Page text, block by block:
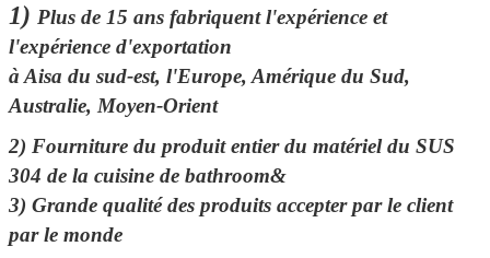
1) Plus de 15 ans fabriquent l'expérience et
l'expérience d'exportation
à Aisa du sud-est, l'Europe, Amérique du Sud,
Australie, Moyen-Orient
2) Fourniture du produit entier du matériel du SUS
304 de la cuisine de bathroom&
3) Grande qualité des produits accepter par le client
par le monde